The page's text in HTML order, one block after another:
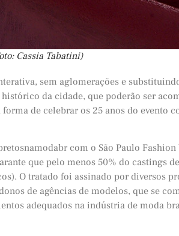
Cassia Tabatini)
sem aglomerações e
da cidade, que poderão ser
de celebrar os 25 anos do evento
com o São Paulo
que pelo menos 50% do castings
O tratado foi assinado por diversos
de agências de modelos, que se
adequados na indústria de moda